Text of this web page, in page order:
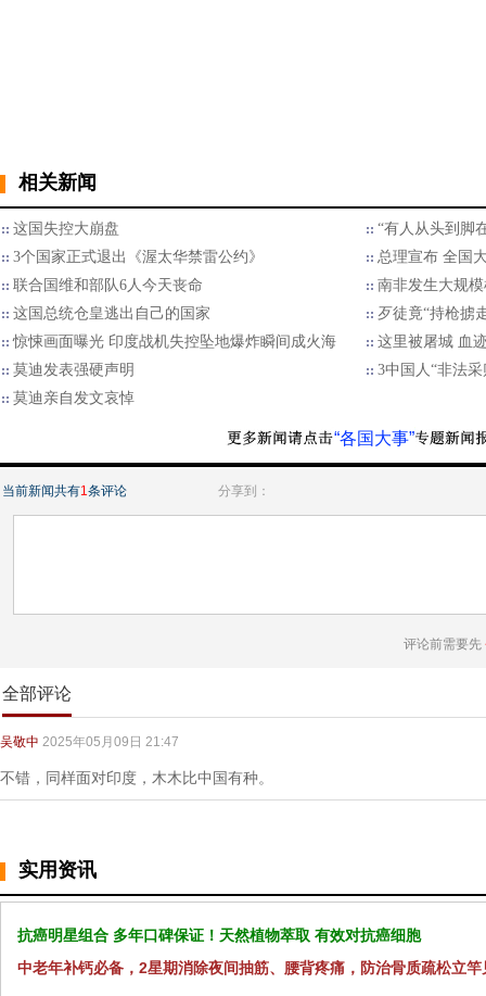
相关新闻
这国失控大崩盘
“有人从头到脚
3个国家正式退出《渥太华禁雷公约》
总理宣布 全国
联合国维和部队6人今天丧命
南非发生大规
这国总统仓皇逃出自己的国家
歹徒竟“持枪掳
惊悚画面曝光 印度战机失控坠地爆炸瞬间成火海
这里被屠城 血
莫迪发表强硬声明
3中国人“非法
莫迪亲自发文哀悼
“各国大事”
当前新闻共有1条评论 分享到：
评论前需要先
全部评论
吴敬中 2025年05月09日 21:47
不错，同样面对印度，木木比中国有种。
实用资讯
抗癌明星组合 多年口碑保证！天然植物萃取 有效对抗癌细胞
中老年补钙必备，2星期消除夜间抽筋、腰背疼痛，防治骨质疏松立竿